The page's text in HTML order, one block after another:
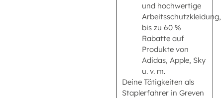
und hochwertige
Arbeitsschutzkleidung,
bis zu 60 %
Rabatte auf
Produkte von
Adidas, Apple, Sky
u. v. m.
Deine Tätigkeiten als
Staplerfahrer in Greven